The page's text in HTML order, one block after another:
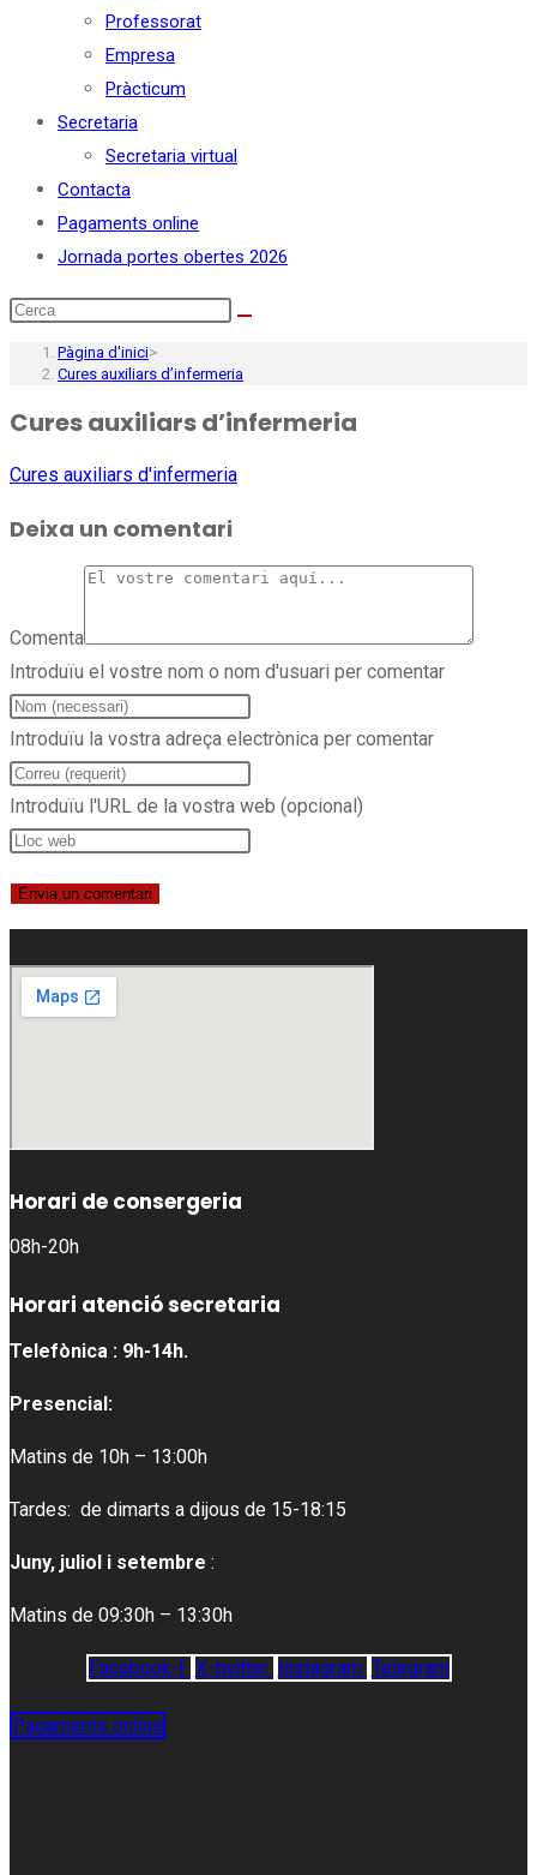
Professorat
Empresa
Pràcticum
Secretaria
Secretaria virtual
Contacta
Pagaments online
Jornada portes obertes 2026
Pàgina d'inici>
Cures auxiliars d’infermeria
Cures auxiliars d’infermeria
Cures auxiliars d'infermeria
Deixa un comentari
Comenta
Introduïu el vostre nom o nom d'usuari per comentar
Introduïu la vostra adreça electrònica per comentar
Introduïu l'URL de la vostra web (opcional)
Horari de consergeria
08h-20h
Horari atenció secretaria
Telefònica : 9h-14h.
Presencial:
Matins de 10h – 13:00h
Tardes: de dimarts a dijous de 15-18:15
Juny, juliol i setembre :
Matins de 09:30h – 13:30h
Facebook-f X-twitter Instagram Telegram
Pagaments online